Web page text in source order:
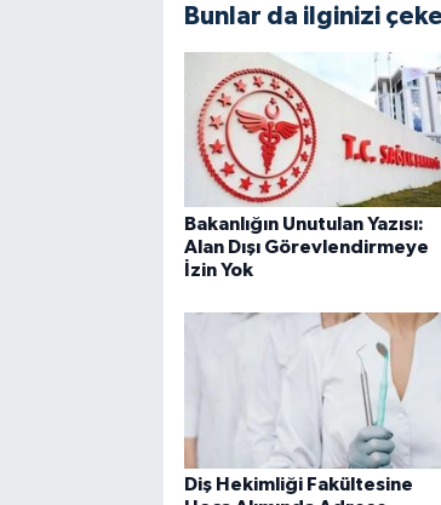
Bunlar da ilginizi
Bakanlığın Unutulan Yazısı:
Alan Dışı Görevlendirmeye
İzin Yok
Diş Hekimliği Fakültesine